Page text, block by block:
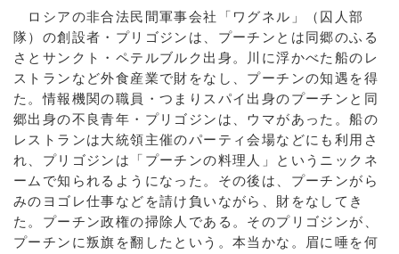
ロシアの非合法民間軍事会社「ワグネル」（囚人部
隊）の創設者・プリゴジンは、プーチンとは同郷のふる
さとサンクト・ペテルブルク出身。川に浮かべた船のレ
ストランなど外食産業で財をなし、プーチンの知遇を得
た。情報機関の職員・つまりスパイ出身のプーチンと同
郷出身の不良青年・プリゴジンは、ウマがあった。船の
レストランは大統領主催のパーティ会場などにも利用さ
れ、プリゴジンは「プーチンの料理人」というニックネ
ームで知られるようになった。その後は、プーチンがら
みのヨゴレ仕事などを請け負いながら、財をなしてき
た。プーチン政権の掃除人である。そのプリゴジンが、
プーチンに叛旗を翻したという。本当かな。眉に唾を何